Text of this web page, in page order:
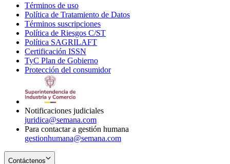
Términos de uso
in
new
window
Política de Tratamiento de Datos
Términos suscripciones
in
Política de Riesgos C/ST
Política SAGRILAFT
new
window
Certificación ISSN
in
new
TyC Plan de Gobierno
in
Protección del consumidorOpens
Notificaciones judiciales
juridica@semana.com
Para contactar a gestión humana
gestionhumana@semana.com
Contáctenos